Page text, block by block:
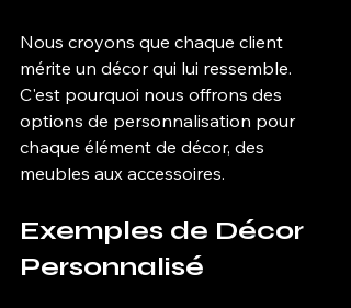
Nous croyons que chaque client
mérite un décor qui lui ressemble.
C'est pourquoi nous offrons des
options de personnalisation pour
chaque élément de décor, des
meubles aux accessoires.
Exemples de Décor
Personnalisé